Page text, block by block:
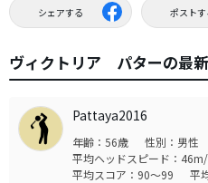
シェアする ポストす
ヴィクトリア パターの最
Pattaya2016
年齢：56歳 性別：男性
平均ヘッドスピード：
平均スコア：90～99
平